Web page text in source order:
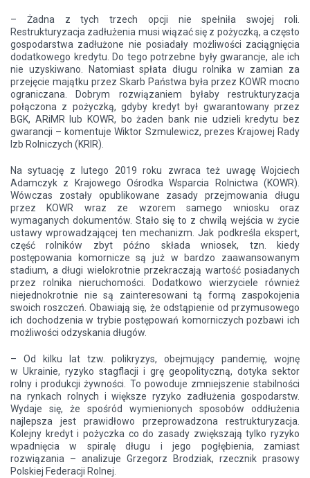
– Żadna z tych trzech opcji nie spełniła swojej roli.
Restrukturyzacja zadłużenia musi wiązać się z pożyczką, a często
gospodarstwa zadłużone nie posiadały możliwości zaciągnięcia
dodatkowego kredytu. Do tego potrzebne były gwarancje, ale ich
nie uzyskiwano. Natomiast spłata długu rolnika w zamian za
przejęcie majątku przez Skarb Państwa była przez KOWR mocno
ograniczana. Dobrym rozwiązaniem byłaby restrukturyzacja
połączona z pożyczką, gdyby kredyt był gwarantowany przez
BGK, ARiMR lub KOWR, bo żaden bank nie udzieli kredytu bez
gwarancji – komentuje Wiktor Szmulewicz, prezes Krajowej Rady
Izb Rolniczych (KRIR).
Na sytuację z lutego 2019 roku zwraca też uwagę Wojciech
Adamczyk z Krajowego Ośrodka Wsparcia Rolnictwa (KOWR).
Wówczas zostały opublikowane zasady przejmowania długu
przez KOWR wraz ze wzorem samego wniosku oraz
wymaganych dokumentów. Stało się to z chwilą wejścia w życie
ustawy wprowadzającej ten mechanizm. Jak podkreśla ekspert,
część rolników zbyt późno składa wniosek, tzn. kiedy
postępowania komornicze są już w bardzo zaawansowanym
stadium, a długi wielokrotnie przekraczają wartość posiadanych
przez rolnika nieruchomości. Dodatkowo wierzyciele również
niejednokrotnie nie są zainteresowani tą formą zaspokojenia
swoich roszczeń. Obawiają się, że odstąpienie od przymusowego
ich dochodzenia w trybie postępowań komorniczych pozbawi ich
możliwości odzyskania długów.
– Od kilku lat tzw. polikryzys, obejmujący pandemię, wojnę
w Ukrainie, ryzyko stagflacji i grę geopolityczną, dotyka sektor
rolny i produkcji żywności. To powoduje zmniejszenie stabilności
na rynkach rolnych i większe ryzyko zadłużenia gospodarstw.
Wydaje się, że spośród wymienionych sposobów oddłużenia
najlepsza jest prawidłowo przeprowadzona restrukturyzacja.
Kolejny kredyt i pożyczka co do zasady zwiększają tylko ryzyko
wpadnięcia w spiralę długu i jego pogłębienia, zamiast
rozwiązania – analizuje Grzegorz Brodziak, rzecznik prasowy
Polskiej Federacji Rolnej.